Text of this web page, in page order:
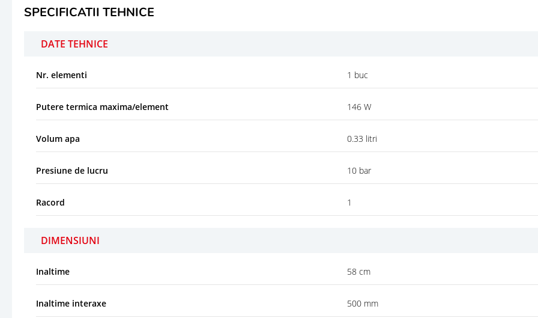
SPECIFICATII TEHNICE
DATE TEHNICE
Nr. elementi 1 buc
Putere termica maxima/element 146 W
Volum apa 0.33 litri
Presiune de lucru 10 bar
Racord 1
DIMENSIUNI
Inaltime 58 cm
Inaltime interaxe 500 mm